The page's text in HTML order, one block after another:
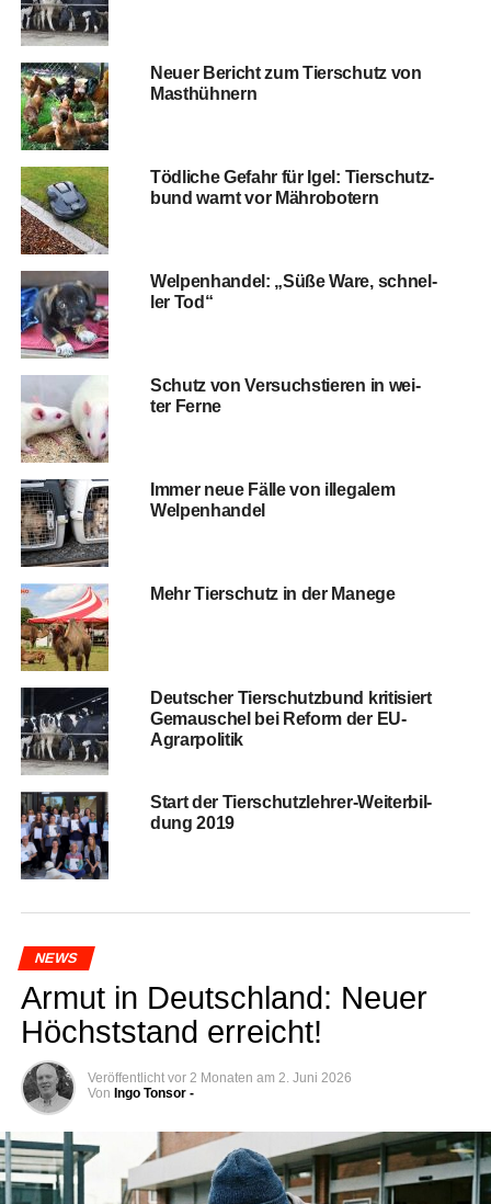
Neu­er Bericht zum Tier­schutz von
Masthühnern
Töd­li­che Gefahr für Igel: Tier­schutz­
bund warnt vor Mährobotern
Wel­pen­han­del: „Süße Ware, schnel­
ler Tod“
Schutz von Ver­suchs­tie­ren in wei­
ter Ferne
Immer neue Fäl­le von ille­ga­lem
Welpenhandel
Mehr Tier­schutz in der Manege
Deut­scher Tier­schutz­bund kri­ti­siert
Gemau­schel bei Reform der EU-
Agrarpolitik
Start der Tier­schutz­leh­rer-Wei­ter­bil­
dung 2019
NEWS
Armut in Deutsch­land: Neu­er
Höchst­stand erreicht!
Veröffentlicht vor 2 Monaten am 2. Juni 2026
Von Ingo Tonsor -